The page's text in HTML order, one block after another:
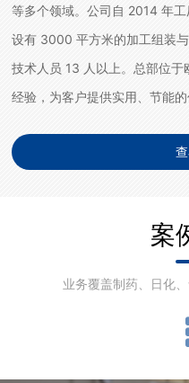
等多个领域。公司自 2014 年
设有 3000 平方米的加工组装
技术人员 13 人以上。总部位
经验，为客户提供实用、节能的优质产品。 公
式换热、医药无菌双管板换热
案
业务覆盖制药、日化